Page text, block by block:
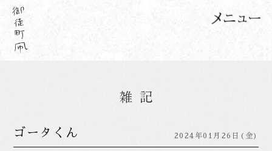
ゴータくん 2024年01月26日(金)